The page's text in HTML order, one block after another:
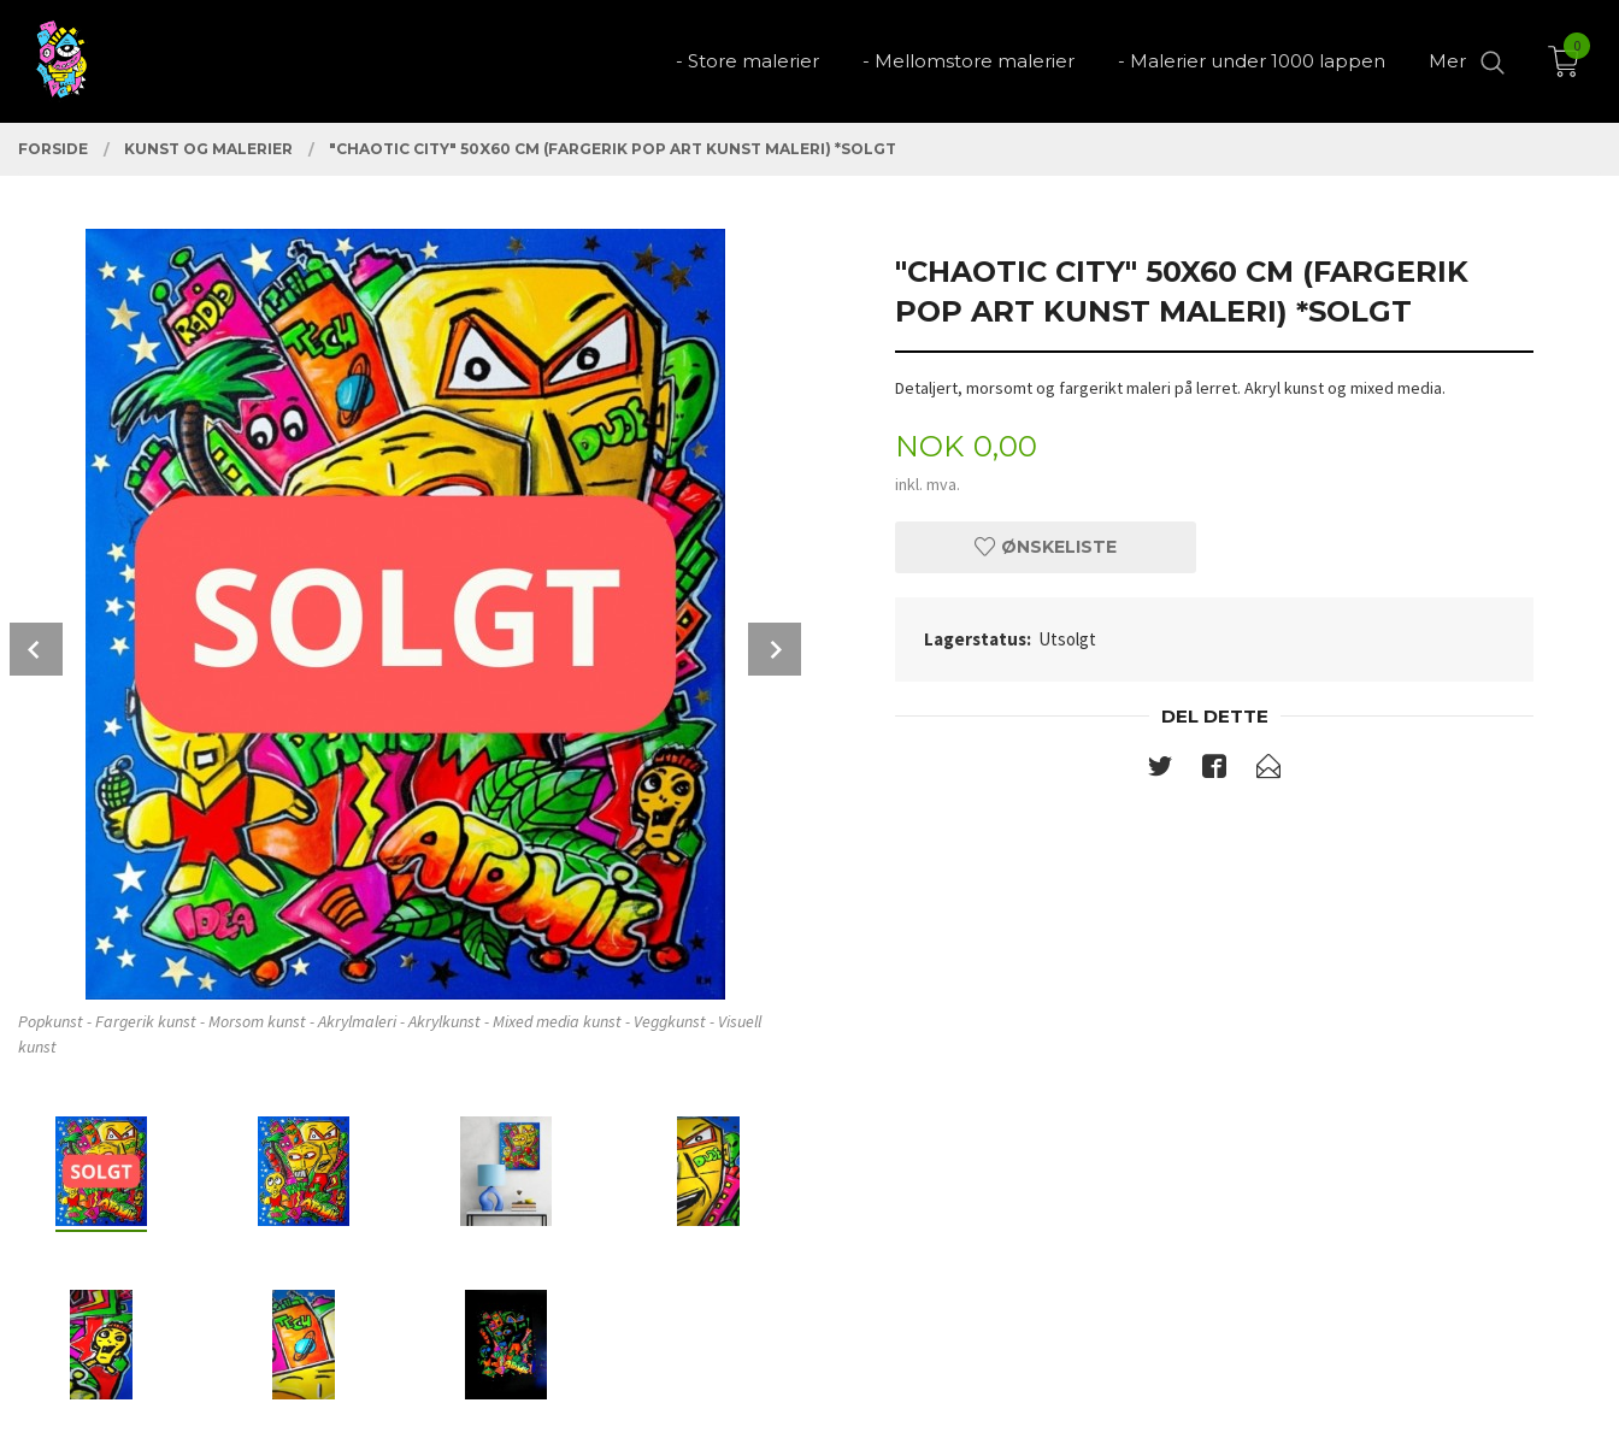
innholdet
PRODUKTER
- Store malerier - Mellomstore malerier - Malerier under 1000 lappen Mer
0
FORSIDE KUNST OG MALERIER "CHAOTIC CITY" 50X60 CM (FARGERIK POP ART KUNST MALERI) *SOLGT
Popkunst - Fargerik kunst - Morsom kunst - Akrylmaleri - Akrylkunst - Mixed media kunst - Veggkunst - Visuell
kunst
Prev
"CHAOTIC CITY" 50X60 CM (FARGERIK
POP ART KUNST MALERI) *SOLGT
Detaljert, morsomt og fargerikt maleri på lerret. Akryl kunst og mixed media.
Pris
NOK 0,00
inkl. mva.
ØNSKELISTE
Lagerstatus: Utsolgt
DEL DETTE